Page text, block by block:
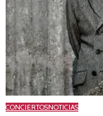
CONCIERTOSNOTICIAS